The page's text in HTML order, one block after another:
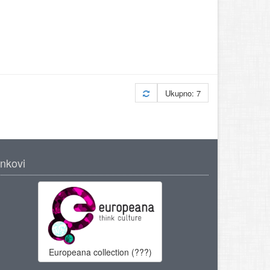
Ukupno: 7
Europeana collection (???)